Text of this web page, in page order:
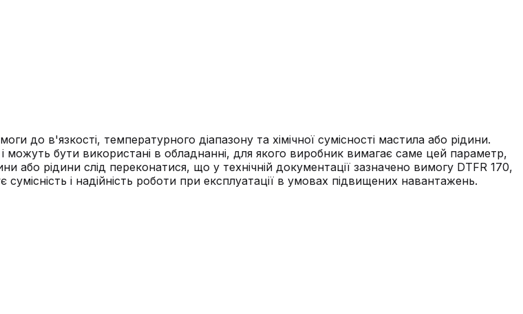
до в'язкості, температурного діапазону та хімічної сумісності мастила або рідини.
бути використані в обладнанні, для якого виробник вимагає саме цей параметр,
або рідини слід переконатися, що у технічній документації зазначено вимогу DTFR 170,
і надійність роботи при експлуатації в умовах підвищених навантажень.